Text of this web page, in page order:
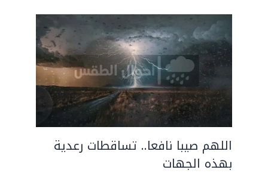
اللهم صيبا نافعا.. تساقطات رعدية
بهذه الجهات